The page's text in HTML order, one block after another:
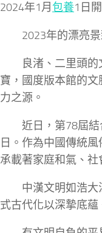
2024年1月包養1日
2023年的漂亮
良渚、二里頭
寶，國度版本館的
力之源。
近日，第78屆
日。作為中國傳統
承載著家庭和氣、
中漢文明如浩
式古代化以深摯底蘊